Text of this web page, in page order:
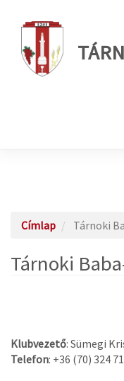
Címlap Tárnoki
Tárnoki
Klubvezető: Sümegi
Telefon: +36 (70) 324